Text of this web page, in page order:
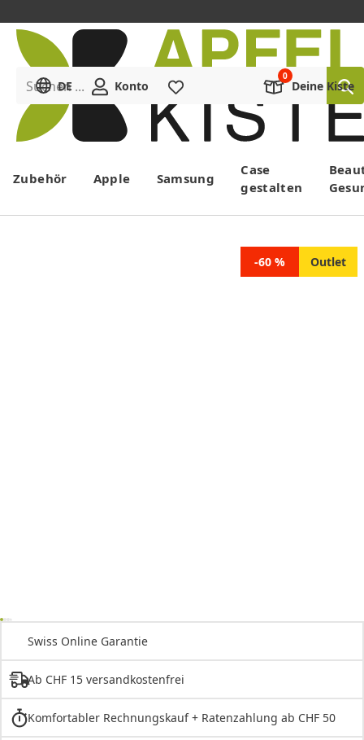
Menü
Suchen ...
DE Konto Deine Kiste
Zubehör Apple Samsung
Case
gestalten
-60 % Outlet
Swiss Online Garantie
Ab CHF 15 versandkostenfrei
Komfortabler Rechnungskauf + Ratenzahlung ab CHF 50